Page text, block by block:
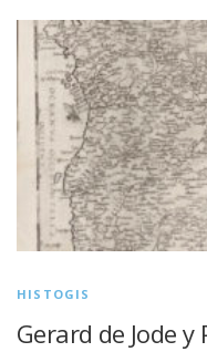
HISTOGIS
Gerard de Jode